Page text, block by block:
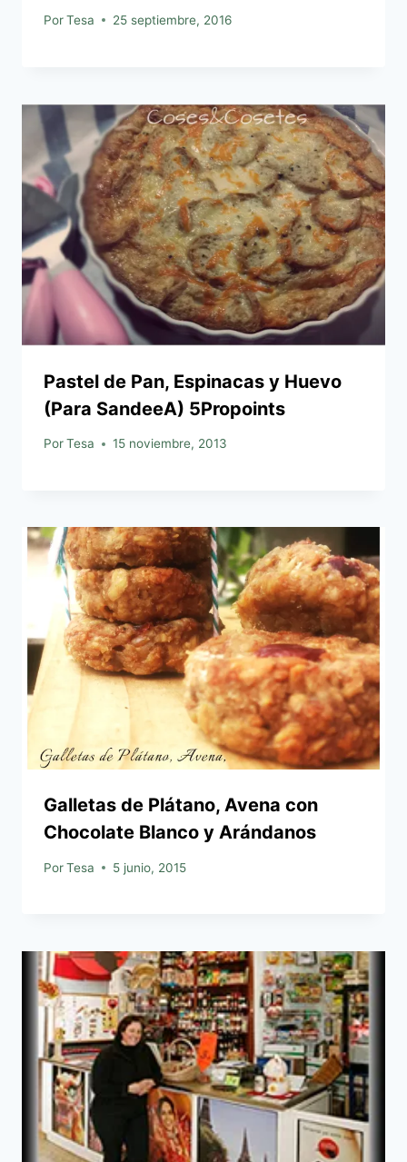
PorTesa 25 septiembre, 2016
Pastel de Pan, Espinacas y Huevo
(Para SandeeA) 5Propoints
PorTesa 15 noviembre, 2013
Galletas de Plátano, Avena con
Chocolate Blanco y Arándanos
PorTesa 5 junio, 2015